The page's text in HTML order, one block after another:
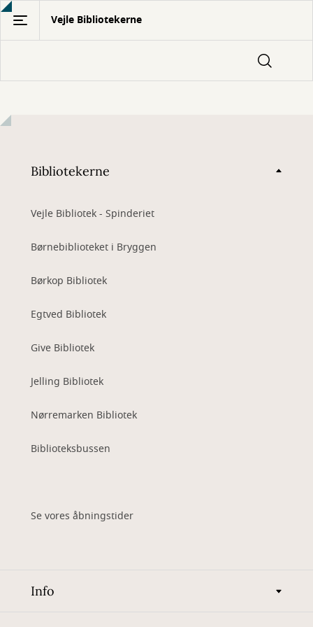
Gå
hovedindhold
Vejle Bibliotekerne
Bibliotekerne
Vejle Bibliotek - Spinderiet
Børnebiblioteket i Bryggen
Børkop Bibliotek
Egtved Bibliotek
Give Bibliotek
Jelling Bibliotek
Nørremarken Bibliotek
Biblioteksbussen
Se vores åbningstider
Info